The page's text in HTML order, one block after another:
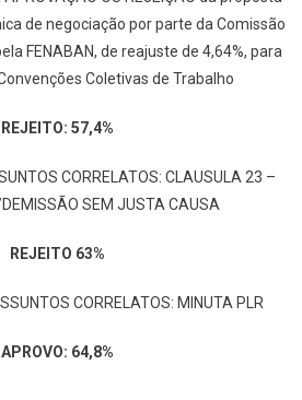
de negociação por parte da Comissão
FENABAN, de reajuste de 4,64%, para
Coletivas de Trabalho
REJEITO: 57,4%
CORRELATOS: CLAUSULA 23 –
SEM JUSTA CAUSA
REJEITO 63%
CORRELATOS: MINUTA PLR
APROVO: 64,8%